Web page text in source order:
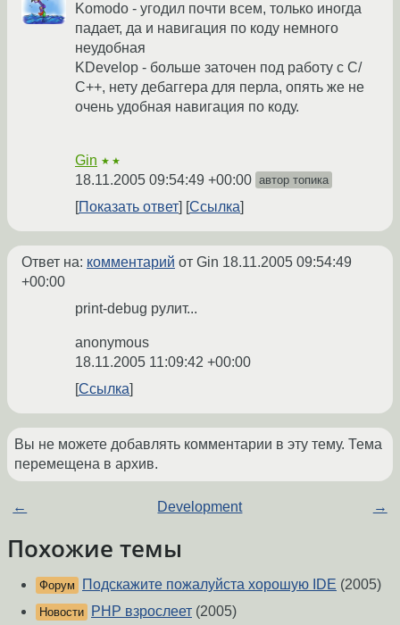
Komodo - угодил почти всем, только иногда
падает, да и навигация по коду немного
неудобная
KDevelop - больше заточен под работу с С/
С++, нету дебаггера для перла, опять же не
очень удобная навигация по коду.
Gin ★★
18.11.2005 09:54:49 +00:00 автор топика
Показать ответ Ссылка
Ответ на: комментарий от Gin 18.11.2005 09:54:49
+00:00
print-debug рулит...
anonymous
18.11.2005 11:09:42 +00:00
Ссылка
Вы не можете добавлять комментарии в эту тему. Тема
перемещена в архив.
← Development →
Похожие темы
Форум Подскажите пожалуйста хорошую IDE (2005)
Новости PHP взрослеет (2005)